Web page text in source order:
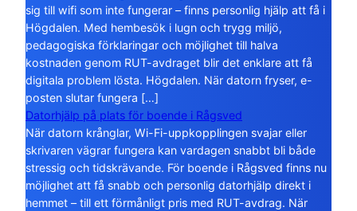
sig till wifi som inte fungerar – finns personlig hjälp att få i
Högdalen. Med hembesök i lugn och trygg miljö,
pedagogiska förklaringar och möjlighet till halva
kostnaden genom RUT-avdraget blir det enklare att få
digitala problem lösta. Högdalen. När datorn fryser, e-
posten slutar fungera […]
Datorhjälp på plats för boende i Rågsved
När datorn krånglar, Wi-Fi-uppkopplingen svajar eller
skrivaren vägrar fungera kan vardagen snabbt bli både
stressig och tidskrävande. För boende i Rågsved finns nu
möjlighet att få snabb och personlig datorhjälp direkt i
hemmet – till ett förmånligt pris med RUT-avdrag. När